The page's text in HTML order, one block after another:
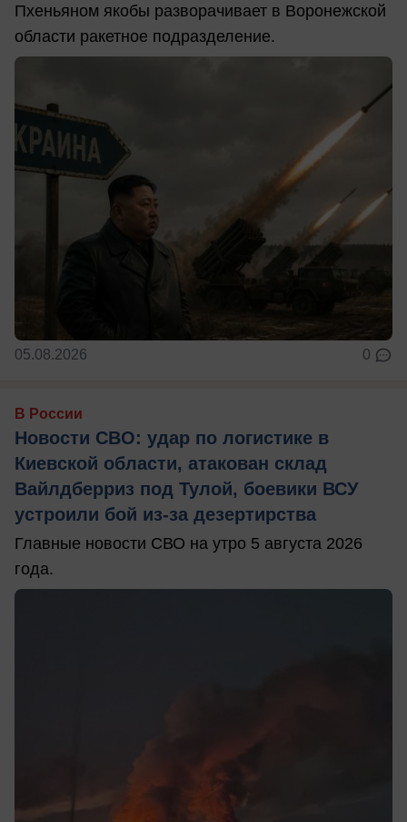
Пхеньяном якобы разворачивает в Воронежской
области ракетное подразделение.
05.08.2026 0
В России
Новости СВО: удар по логистике в
Киевской области, атакован склад
Вайлдберриз под Тулой, боевики ВСУ
устроили бой из-за дезертирства
Главные новости СВО на утро 5 августа 2026
года.